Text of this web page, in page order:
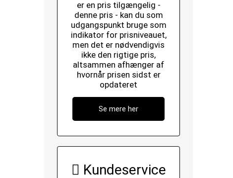
er en pris tilgængelig -
denne pris - kan du som
udgangspunkt bruge som
indikator for prisniveauet,
men det er nødvendigvis
ikke den rigtige pris,
altsammen afhænger af
hvornår prisen sidst er
opdateret
Se mere her
Kundeservice